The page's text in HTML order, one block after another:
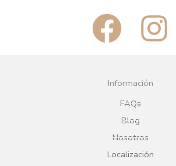
F
a
c
e
b
I
n
Información
FAQs
Blog
Nosotros
Localización